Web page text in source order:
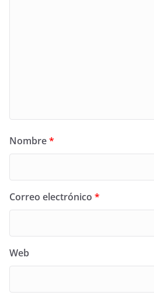
Nombre*
Correo electrónico *
Web